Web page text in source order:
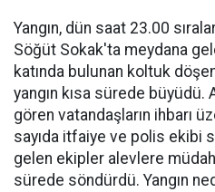
Yangın, dün saat 23.00
Söğüt Sokak'ta meydana
katında bulunan koltuk
yangın kısa sürede büyüdü.
gören vatandaşların ihbarı
sayıda itfaiye ve polis ekibi
gelen ekipler alevlere
sürede söndürdü. Yangın